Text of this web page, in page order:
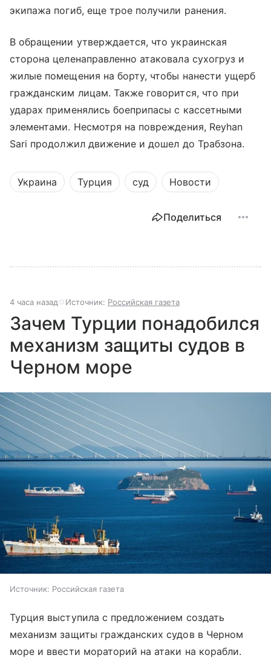
экипажа погиб, еще трое получили ранения.
В обращении утверждается, что украинская
сторона целенаправленно атаковала сухогруз и
жилые помещения на борту, чтобы нанести ущерб
гражданским лицам. Также говорится, что при
ударах применялись боеприпасы с кассетными
элементами. Несмотря на повреждения, Reyhan
Sari продолжил движение и дошел до Трабзона.
Украина Турция суд Новости
Поделиться
4 часа назад Источник: Российская газета
Зачем Турции понадобился
механизм защиты судов в
Черном море
Источник: Российская газета
Турция выступила с предложением создать
механизм защиты гражданских судов в Черном
море и ввести мораторий на атаки на корабли.